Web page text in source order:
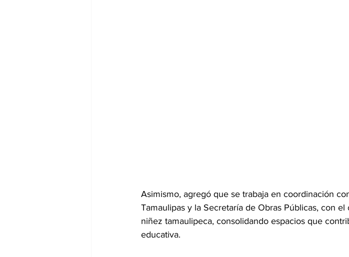
Asimismo, agregó que se trabaja en coordinación
Tamaulipas y la Secretaría de Obras Públicas, con
niñez tamaulipeca, consolidando espacios que
educativa.